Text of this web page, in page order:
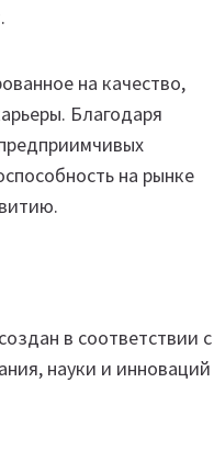
на качество,
Благодаря
на рынке
в соответствии с
науки и инноваций